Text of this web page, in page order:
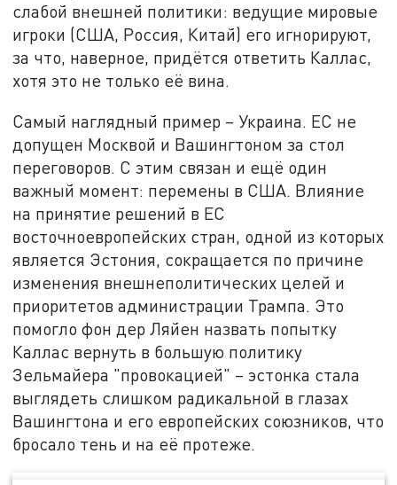
слабой внешней политики: ведущие мировые
игроки (США, Россия, Китай) его игнорируют,
за что, наверное, придётся ответить Каллас,
хотя это не только её вина.
Самый наглядный пример – Украина. ЕС не
допущен Москвой и Вашингтоном за стол
переговоров. С этим связан и ещё один
важный момент: перемены в США. Влияние
на принятие решений в ЕС
восточноевропейских стран, одной из которых
является Эстония, сокращается по причине
изменения внешнеполитических целей и
приоритетов администрации Трампа. Это
помогло фон дер Ляйен назвать попытку
Каллас вернуть в большую политику
Зельмайера "провокацией" – эстонка стала
выглядеть слишком радикальной в глазах
Вашингтона и его европейских союзников, что
бросало тень и на её протеже.